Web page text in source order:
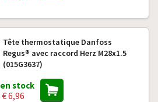
Tête thermostatique Danfoss
Regus® avec raccord Herz M28x1.5
(015G3637)
en stock
€ 6,96